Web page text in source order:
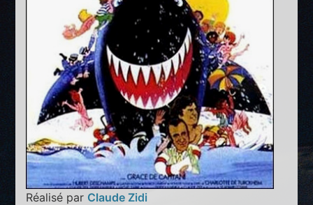
Réalisé par Claude Zidi